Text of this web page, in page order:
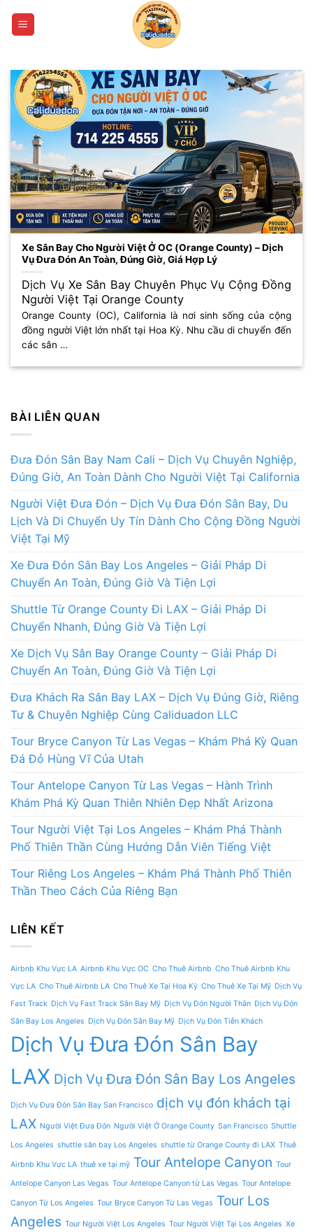
qua
Xe Sân Bay Cho Người Việt Ở OC (Orange County) – Dịch
Vụ Đưa Đón An Toàn, Đúng Giờ, Giá Hợp Lý
Dịch Vụ Xe Sân Bay Chuyên Phục Vụ Cộng Đồng
Người Việt Tại Orange County
Orange County (OC), California là nơi sinh sống của cộng
đồng người Việt lớn nhất tại Hoa Kỳ. Nhu cầu di chuyển đến
các sân …
BÀI LIÊN QUAN
Đưa Đón Sân Bay Nam Cali – Dịch Vụ Chuyên Nghiệp,
Đúng Giờ, An Toàn Dành Cho Người Việt Tại California
Người Việt Đưa Đón – Dịch Vụ Đưa Đón Sân Bay, Du
Lịch Và Di Chuyển Uy Tín Dành Cho Cộng Đồng Người
Việt Tại Mỹ
Xe Đưa Đón Sân Bay Los Angeles – Giải Pháp Di
Chuyển An Toàn, Đúng Giờ Và Tiện Lợi
Shuttle Từ Orange County Đi LAX – Giải Pháp Di
Chuyển Nhanh, Đúng Giờ Và Tiện Lợi
Xe Dịch Vụ Sân Bay Orange County – Giải Pháp Di
Chuyển An Toàn, Đúng Giờ Và Tiện Lợi
Đưa Khách Ra Sân Bay LAX – Dịch Vụ Đúng Giờ, Riêng
Tư & Chuyên Nghiệp Cùng Caliduadon LLC
Tour Bryce Canyon Từ Las Vegas – Khám Phá Kỳ Quan
Đá Đỏ Hùng Vĩ Của Utah
Tour Antelope Canyon Từ Las Vegas – Hành Trình
Khám Phá Kỳ Quan Thiên Nhiên Đẹp Nhất Arizona
Tour Người Việt Tại Los Angeles – Khám Phá Thành
Phố Thiên Thần Cùng Hướng Dẫn Viên Tiếng Việt
Tour Riêng Los Angeles – Khám Phá Thành Phố Thiên
Thần Theo Cách Của Riêng Bạn
LIÊN KẾT
Airbnb Khu Vực LA Airbnb Khu Vực OC Cho Thuê Airbnb Cho Thuê Airbnb Khu
Vực LA Cho Thuê Airbnb LA Cho Thuê Xe Tại Hoa Kỳ Cho Thuê Xe Tại Mỹ Dịch Vụ
Fast Track Dịch Vụ Fast Track Sân Bay Mỹ Dịch Vụ Đón Người Thân Dịch Vụ Đón
Sân Bay Los Angeles Dịch Vụ Đón Sân Bay Mỹ Dịch Vụ Đón Tiễn Khách
Dịch Vụ Đưa Đón Sân Bay
LAX Dịch Vụ Đưa Đón Sân Bay Los Angeles
Dịch Vụ Đưa Đón Sân Bay San Francisco dịch vụ đón khách tại
LAX Người Việt Đưa Đón Người Việt Ở Orange County San Francisco Shuttle
Los Angeles shuttle sân bay Los Angeles shuttle từ Orange County đi LAX Thuê
Airbnb Khu Vực LA thuê xe tại mỹ Tour Antelope Canyon Tour
Antelope Canyon Las Vegas Tour Antelope Canyon từ Las Vegas Tour Antelope
Canyon Từ Los Angeles Tour Bryce Canyon Từ Las Vegas Tour Los
Angeles Tour Người Việt Los Angeles Tour Người Việt Tại Los Angeles Xe